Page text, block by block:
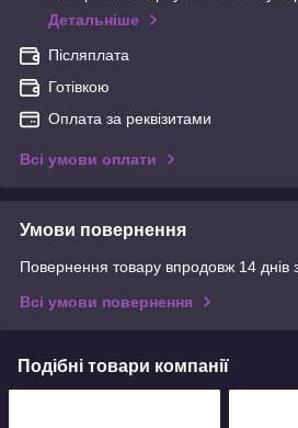
Детальніше
Післяплата
Готівкою
Оплата за реквізитами
Всі умови оплати
Умови повернення
Повернення товару впродовж 14 днів
Всі умови повернення
Подібні товари компанії